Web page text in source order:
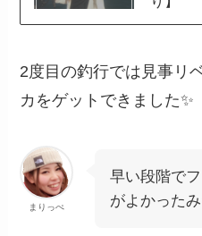
2度目の釣行では見事リ
カをゲットできました✨
まりっぺ
早い段階で
がよかった